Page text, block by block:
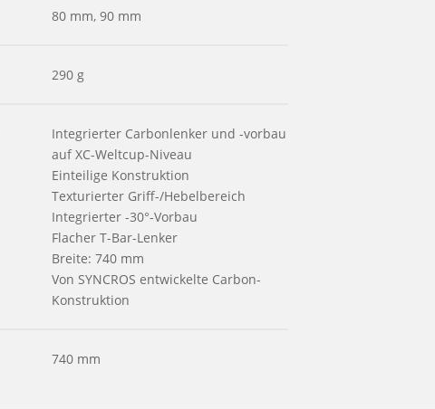
80 mm, 90 mm
290 g
Integrierter Carbonlenker und -vorbau
auf XC-Weltcup-Niveau
Einteilige Konstruktion
Texturierter Griff-/Hebelbereich
Integrierter -30°-Vorbau
Flacher T-Bar-Lenker
Breite: 740 mm
Von SYNCROS entwickelte Carbon-
Konstruktion
740 mm